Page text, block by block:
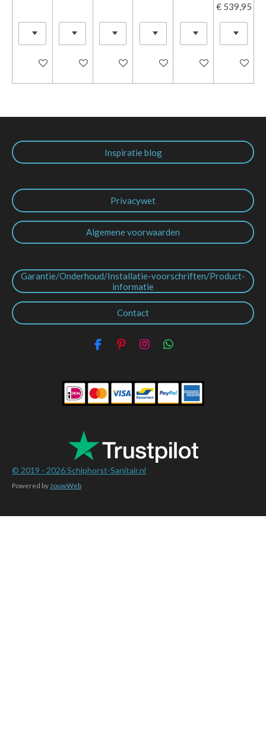
In winkelwagenIn winkelwagenIn winkelwagenIn winkelwagenIn winkelwagen
€ 539,95
In
Inspiratie blog
Privacywet
Algemene voorwaarden
Garantie/Onderhoud/Installatie-voorschriften/Product-
informatie
Contact
F
e
b
o
P
t
e
r
I
t
a
g
W
t
s
A
© 2019 - 2026Schiphorst-Sanitair.nl
Powered by JouwWeb